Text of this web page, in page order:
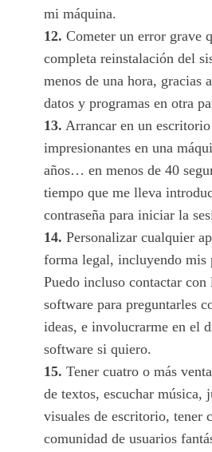
mi máquina.
12. Cometer un error grave
completa reinstalación del
menos de una hora, gracias
datos y programas en otra
13. Arrancar en un
impresionantes en una
años… en menos de 40
tiempo que me lleva
contraseña para iniciar la
14. Personalizar cualquier
forma legal, incluyendo mis
Puedo incluso contactar con
software para preguntarles
ideas, e involucrarme en el
software si quiero.
15. Tener cuatro o más
de textos, escuchar música,
visuales de escritorio, tener
comunidad de usuarios